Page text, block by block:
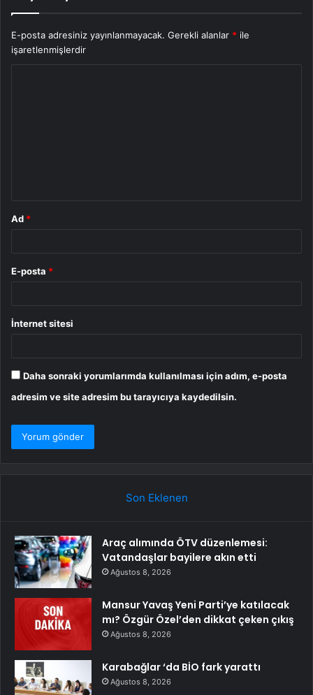
E-posta adresiniz yayınlanmayacak. Gerekli alanlar * ile
işaretlenmişlerdir
Ad *
E-posta *
İnternet sitesi
Daha sonraki yorumlarımda kullanılması için adım, e-posta
adresim ve site adresim bu tarayıcıya kaydedilsin.
Son Eklenen
Araç alımında ÖTV düzenlemesi:
Vatandaşlar bayilere akın etti
Ağustos 8, 2026
Mansur Yavaş Yeni Parti’ye katılacak
mı? Özgür Özel’den dikkat çeken çıkış
Ağustos 8, 2026
Karabağlar ‘da BİO fark yarattı
Ağustos 8, 2026